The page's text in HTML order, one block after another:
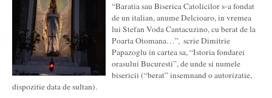
“Baratia sau Biserica Catolicilor s-a fondat
de un italian, anume Delcioaro, in vremea
lui Stefan Voda Cantacuzino, cu berat de la
Poarta Otomana…”, scrie Dimitrie
Papazoglu in cartea sa, “Istoria fondarei
orasului Bucuresti”, de unde si numele
bisericii (“berat” insemnand o autorizatie,
dispozitie data de sultan).